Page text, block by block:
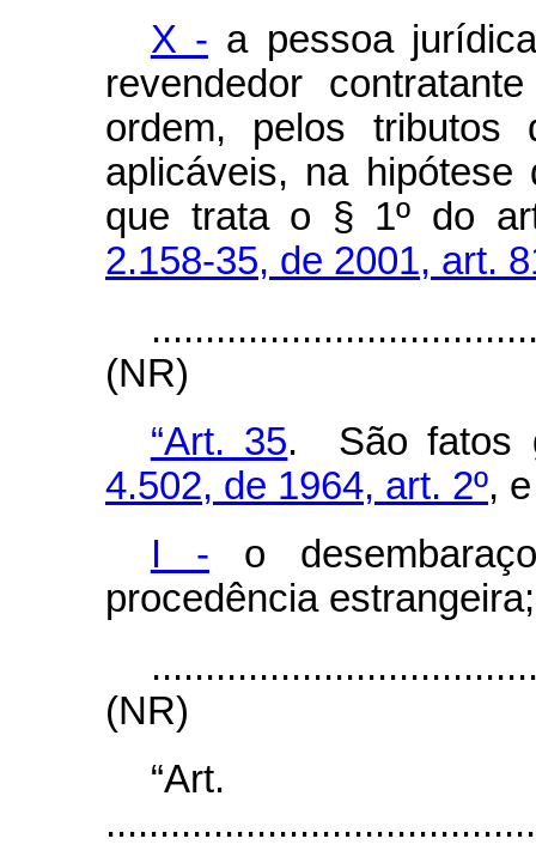
X - a pessoa
revendedor
ordem, pelos tributos
aplicáveis, na
que trata o § 1º do
2.158-35, de 2001, art.
(NR)
“Art. 35. São fatos
4.502, de 1964, art. 2º,
I - o
procedência
(NR)